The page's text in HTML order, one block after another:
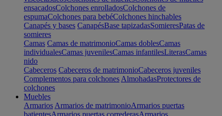
ensacadosColchones enrolladosColchones de
espumaColchones para bebéColchones hinchables
Canapés y bases CanapésBase tapizadasSomieresPatas de
somieres
Camas Camas de matrimonioCamas doblesCamas
individualesCamas juvenilesCamas infantilesLiterasCamas
nido
Cabeceros Cabeceros de matrimonioCabeceros juveniles
Complementos para colchones AlmohadasProtectores de
colchones
Muebles
Armarios Armarios de matrimonioArmarios puertas
batientesArmarios puertas correderasArmarios